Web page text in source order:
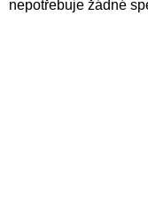
nepotřebuje žádné